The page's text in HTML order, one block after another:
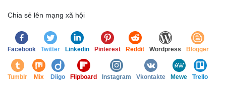
Chia sẻ lên mạng xã hội
Facebook Twitter Linkedin Pinterest Reddit Wordpress Blogger
Tumblr Mix Diigo Flipboard Instagram Vkontakte Mewe Trello